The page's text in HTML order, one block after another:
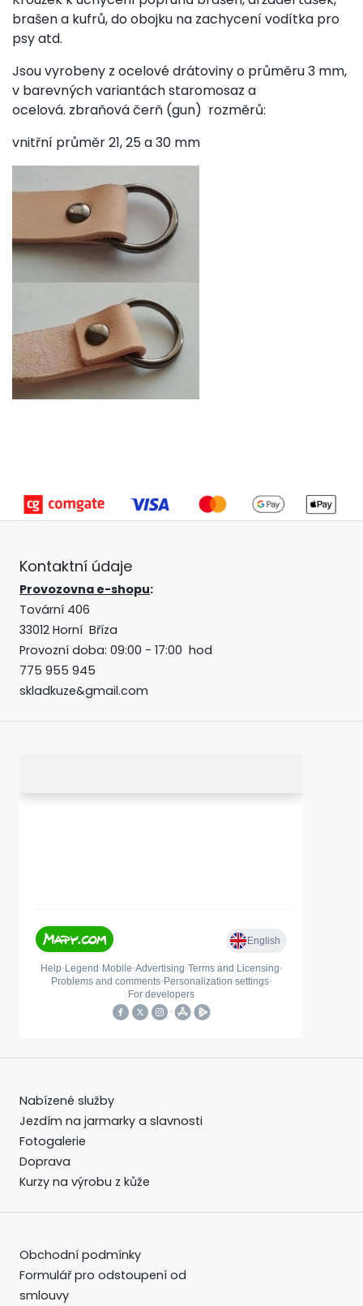
brašen a kufrů, do obojku na zachycení vodítka pro
psy atd.
Jsou vyrobeny z ocelové drátoviny o průměru 3 mm,
v barevných variantách staromosaz a
ocelová. zbraňováčerň (gun) rozměrů:
vnitřní průměr 21, 25 a 30 mm
Kontaktní údaje
Provozovna e-shopu:
Tovární 406
33012 Horní Bříza
Provozní doba: 09:00 - 17:00 hod
775 955 945
skladkuze&gmail.com
Nabízené služby
Jezdím na jarmarky a slavnosti
Fotogalerie
Doprava
Kurzy na výrobu z kůže
Obchodní podmínky
Formulář pro odstoupení od
smlouvy